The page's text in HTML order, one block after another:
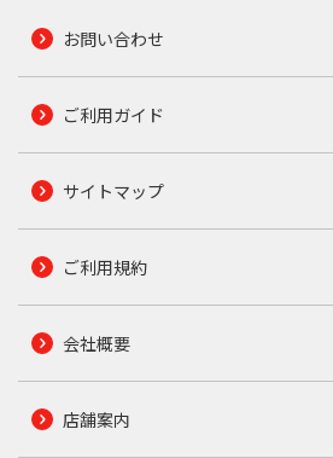
お問い合わせ
ご利用ガイド
サイトマップ
ご利用規約
会社概要
店舗案内